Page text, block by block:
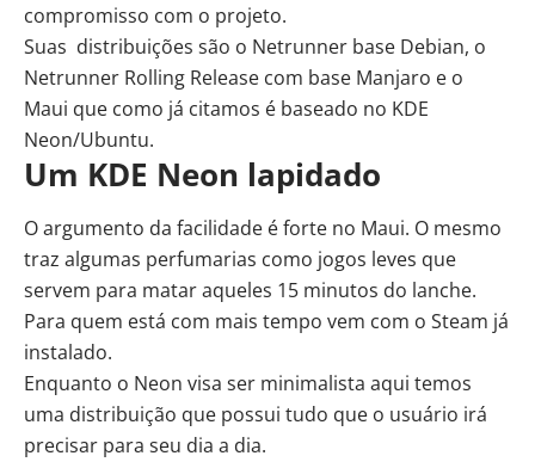
compromisso com o projeto.
Suas distribuições são o Netrunner base Debian, o
Netrunner Rolling Release com base Manjaro e o
Maui que como já citamos é baseado no KDE
Neon/Ubuntu.
Um KDE Neon lapidado
O argumento da facilidade é forte no Maui. O mesmo
traz algumas perfumarias como jogos leves que
servem para matar aqueles 15 minutos do lanche.
Para quem está com mais tempo vem com o Steam já
instalado.
Enquanto o Neon visa ser minimalista aqui temos
uma distribuição que possui tudo que o usuário irá
precisar para seu dia a dia.